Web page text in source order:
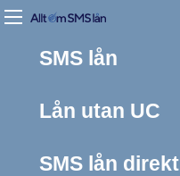
SMS lån
Lån utan UC
SMS lån direkt